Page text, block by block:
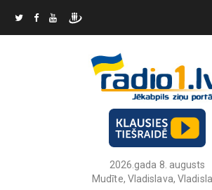
2026.gada 8. augusts
Mudīte, Vladislava,